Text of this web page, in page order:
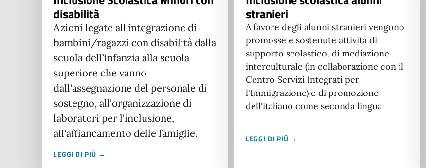
disabilità
Azioni legate all'integrazione di
bambini/ragazzi con disabilità dalla
scuola dell’infanzia alla scuola
superiore che vanno
dall'assegnazione del personale di
sostegno, all'organizzazione di
laboratori per l'inclusione,
all'affiancamento delle famiglie.
LEGGI DI PIÙ →
stranieri
A favore degli alunni stranieri vengono
promosse e sostenute attività di
supporto scolastico, di mediazione
interculturale (in collaborazione con il
Centro Servizi Integrati per
l'Immigrazione) e di promozione
dell'italiano come seconda lingua
LEGGI DI PIÙ →